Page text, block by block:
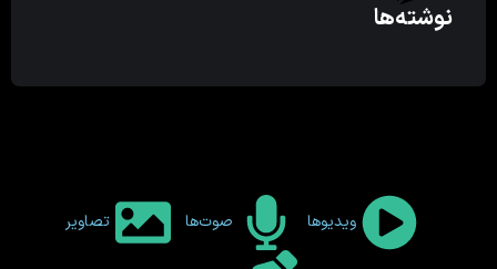
نوشته‌ها
ویدیوها صوت‌ها تصاویر